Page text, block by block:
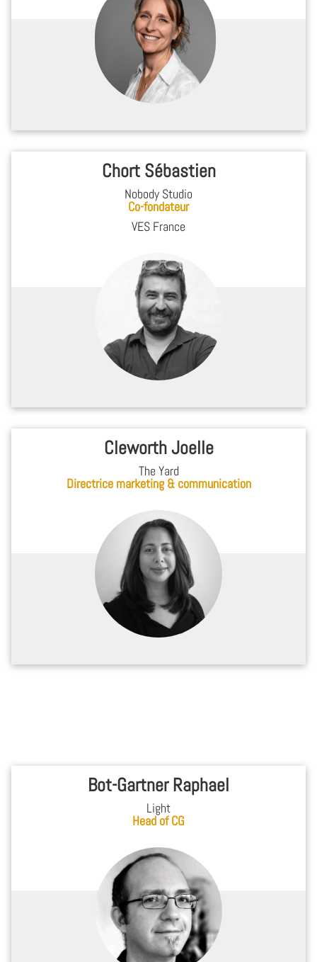
Chort Sébastien
Nobody Studio
Co-fondateur
VES France
Cleworth Joelle
The Yard
Directrice marketing & communication
Bot-Gartner Raphael
Light
Head of CG